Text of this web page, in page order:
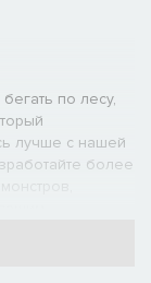
по лесу,
лучше с нашей
более